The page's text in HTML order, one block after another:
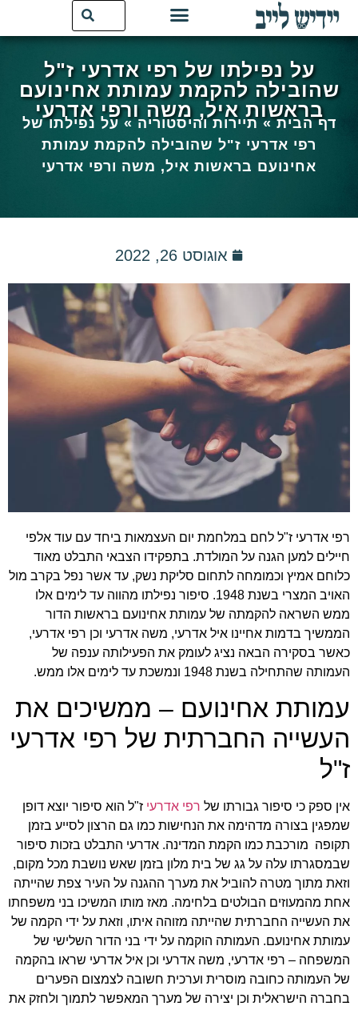
על נפילתו של רפי אדרעי ז"ל
שהובילה להקמת עמותת אחינועם
בראשות איל, משה ורפי אדרעי
דף הבית»תיירות והיסטוריה»על נפילתו של
רפי אדרעי ז"ל שהובילה להקמת עמותת
אחינועם בראשות איל, משה ורפי אדרעי
אוגוסט 26, 2022
רפי אדרעי ז"ל לחם במלחמת יום העצמאות ביחד עם עוד אלפי
חיילים למען הגנה על המולדת. בתפקידו הצבאי התבלט מאוד
כלוחם אמיץ וכמומחה לתחום סליקת נשק, עד אשר נפל בקרב מול
האויב המצרי בשנת 1948. סיפור נפילתו מהווה עד לימים אלו
ממש השראה להקמתה של עמותת אחינועם בראשות הדור
הממשיך בדמות אחיינו איל אדרעי, משה אדרעי וכן רפי אדרעי,
כאשר בסקירה הבאה נציג לעומק את הפעילותה ענפה של
העמותה שהתחילה בשנת 1948 ונמשכת עד לימים אלו ממש.
עמותת אחינועם – ממשיכים את
העשייה החברתית של רפי אדרעי
ז"ל
אין ספק כי סיפור גבורתו של רפי אדרעי ז"ל הוא סיפור יוצא דופן
שמפגין בצורה מדהימה את הנחישות כמו גם הרצון לסייע בזמן
תקופה מורכבת כמו הקמת המדינה. אדרעי התבלט בזכות סיפור
שבמסגרתו עלה על גג של בית מלון בזמן שאש נושבת מכל מקום,
וזאת מתוך מטרה להוביל את מערך ההגנה על העיר צפת שהייתה
אחת מהמעוזים הבולטים בלחימה. מאז מותו המשיכו בני משפחתו
את העשייה החברתית שהייתה מזוהה איתו, וזאת על ידי הקמה של
עמותת אחינועם. העמותה הוקמה על ידי בני הדור השלישי של
המשפחה – רפי אדרעי, משה אדרעי וכן איל אדרעי שראו בהקמה
של העמותה כחובה מוסרית וערכית חשובה לצמצום הפערים
בחברה הישראלית וכן יצירה של מערך המאפשר לתמוך ולחזק את